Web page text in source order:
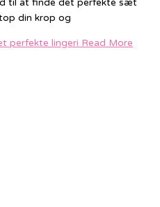
til at finde det perfekte sæt
din krop og
perfekte lingeri Read More